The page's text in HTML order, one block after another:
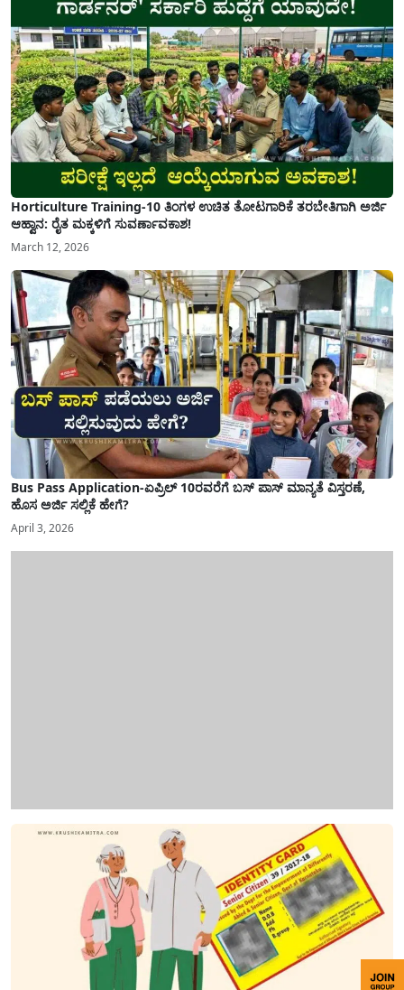
Horticulture Training-10 ತಿಂಗಳ ಉಚಿತ ತೋಟಗಾರಿಕೆ ತರಬೇತಿಗಾಗಿ ಅರ್ಜಿ
ಆಹ್ವಾನ: ರೈತ ಮಕ್ಕಳಿಗೆ ಸುವರ್ಣಾವಕಾಶ!
March 12, 2026
Bus Pass Application-ಏಪ್ರಿಲ್ 10ರವರೆಗೆ ಬಸ್ ಪಾಸ್ ಮಾನ್ಯತೆ ವಿಸ್ತರಣೆ,
ಹೊಸ ಅರ್ಜಿ ಸಲ್ಲಿಕೆ ಹೇಗೆ?
April 3, 2026